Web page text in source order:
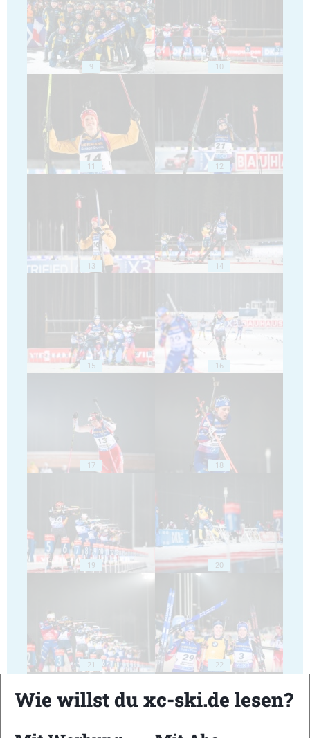
9 10
11 12
13 14
15 16
17 18
19 20
21 22
Wie willst du xc-ski.de lesen?